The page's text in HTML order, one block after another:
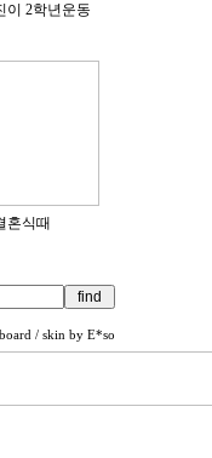
이 2학년운동
혼식때
/ skin by E*so